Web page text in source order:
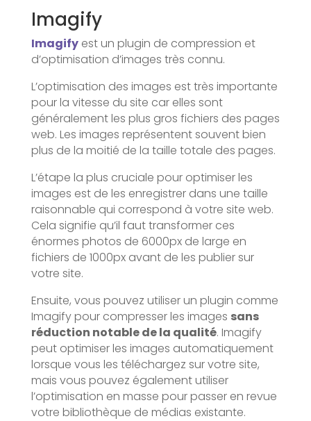
Imagify
Imagifyest un plugin de compression et
d’optimisation d’images très connu.
L’optimisation des images est très importante
pour la vitesse du site car elles sont
généralement les plus gros fichiers des pages
web. Les images représentent souvent bien
plus de la moitié de la taille totale des pages.
L’étape la plus cruciale pour optimiser les
images est de les enregistrer dans une taille
raisonnable qui correspond à votre site web.
Cela signifie qu’il faut transformer ces
énormes photos de 6000px de large en
fichiers de 1000px avant de les publier sur
votre site.
Ensuite, vous pouvez utiliser un plugin comme
Imagify pour compresser les images sans
réduction notable de la qualité. Imagify
peut optimiser les images automatiquement
lorsque vous les téléchargez sur votre site,
mais vous pouvez également utiliser
l’optimisation en masse pour passer en revue
votre bibliothèque de médias existante.